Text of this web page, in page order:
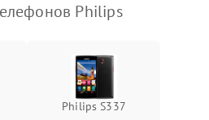
Philips
Philips S337